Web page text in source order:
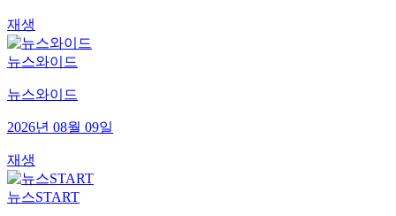
재생
뉴스와이드
뉴스와이드
2026년 08월 09일
재생
뉴스START